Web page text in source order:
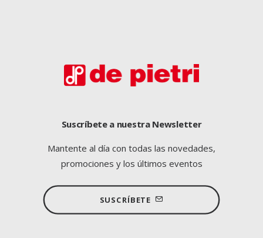
Suscríbete a nuestra Newsletter
Mantente al día con todas las novedades,
promociones y los últimos eventos
SUSCRÍBETE